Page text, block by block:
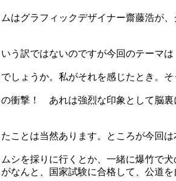
はグラフィックデザイナー齋藤浩
う訳ではないのですが今回のテーマは
しょうか。私がそれを感じたとき。そ
衝撃！ あれは強烈な印象として脳
ことは当然あります。ところが今回
シを採りに行くとか、一緒に爆竹
なんと、国家試験に合格して、公道を